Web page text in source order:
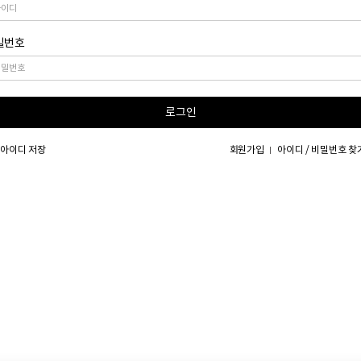
번호
로그인
아이디 저장 회원가입 아이디 / 비밀번호 찾